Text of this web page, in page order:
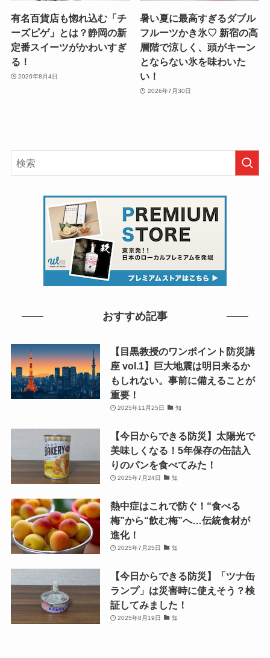
有名百貨店も惚れ込む「チ
ーズピゲ」とは？静岡の新
定番スイーツがかわいすぎ
る！
2026年8月4日
暑い夏に最高すぎるダブル
フルーツかき氷♡ 新宿の高
層階で涼しく、頭がキーン
とならない氷を味わいた
い！
2026年7月30日
おすすめ記事
【目黒教授のワンポイント防災講
座 vol.1】巨大地震は明日来るか
もしれない。事前に備えることが
重要！
2025年11月25日 知
【今日からできる防災】太陽光で
美味しくなる！5年保存の缶詰入
りのパンを食べてみた！
2025年7月24日 知
熱中症はこれで防ぐ！“食べる
梅”から“飲む梅”へ…伝統食材が
進化！
2025年7月25日 知
【今日からできる防災】「ツナ缶
ランプ」は災害時に使えそう？検
証してみました！
2025年8月19日 知